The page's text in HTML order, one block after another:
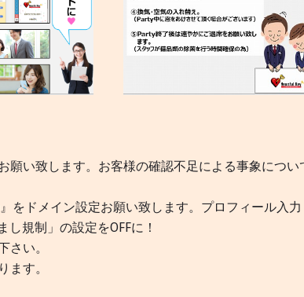
い致します。お客様の確認不足による事象につい
ドメイン設定お願い致します。プロフィール入力
規制」の設定をOFFに！
い。
す。